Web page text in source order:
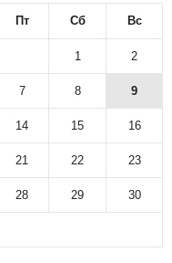
Пт Сб Вс
1 2
7 8 9
14 15 16
21 22 23
28 29 30